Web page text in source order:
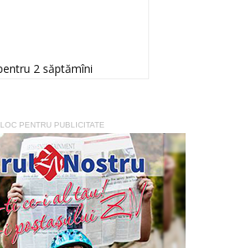
LOC PENTRU PUBLICITATE